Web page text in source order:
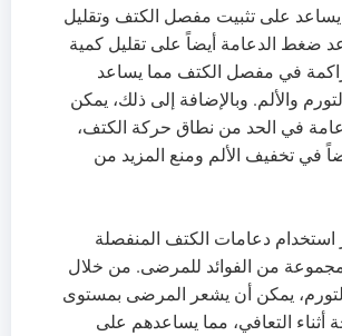
يساعد على تثبيت مفصل الكتف وتقليل
ضغط الدعامة أيضاً على تقليل كمية
في مفصل الكتف مما يساعد
والألم. وبالإضافة إلى ذلك، يمكن
في الحد من نطاق حركة الكتف،
في تخفيف الألم ومنع المزيد من
استخدام دعامات الكتف المنفصلة
مجموعة من الفوائد للمرضى. من خلال
يمكن أن يشعر المرضى بمستوى
أثناء التعافي، مما يساعدهم على